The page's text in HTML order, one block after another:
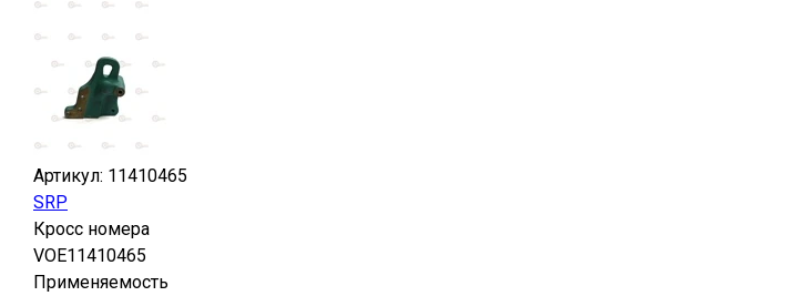
Артикул: 11410465
SRP
Кросс номера
VOE11410465
Применяемость